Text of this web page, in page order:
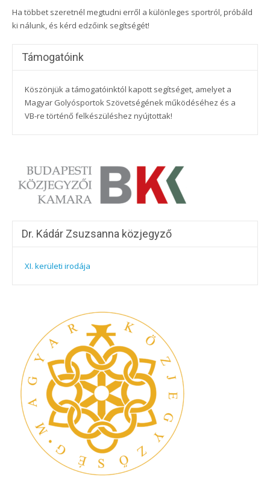
Ha többet szeretnél megtudni erről a különleges sportról, próbáld
ki nálunk, és kérd edzőink segítségét!
Támogatóink
Köszönjük a támogatóinktól kapott segítséget, amelyet a
Magyar Golyósportok Szövetségének működéséhez és a
VB-re történő felkészüléshez nyújtottak!
Dr. Kádár Zsuzsanna közjegyző
XI. kerületi irodája